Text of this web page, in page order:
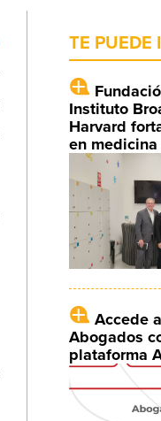
TE PUEDE
Instituto
Harvard
en
Accede
Abogados
plataforma